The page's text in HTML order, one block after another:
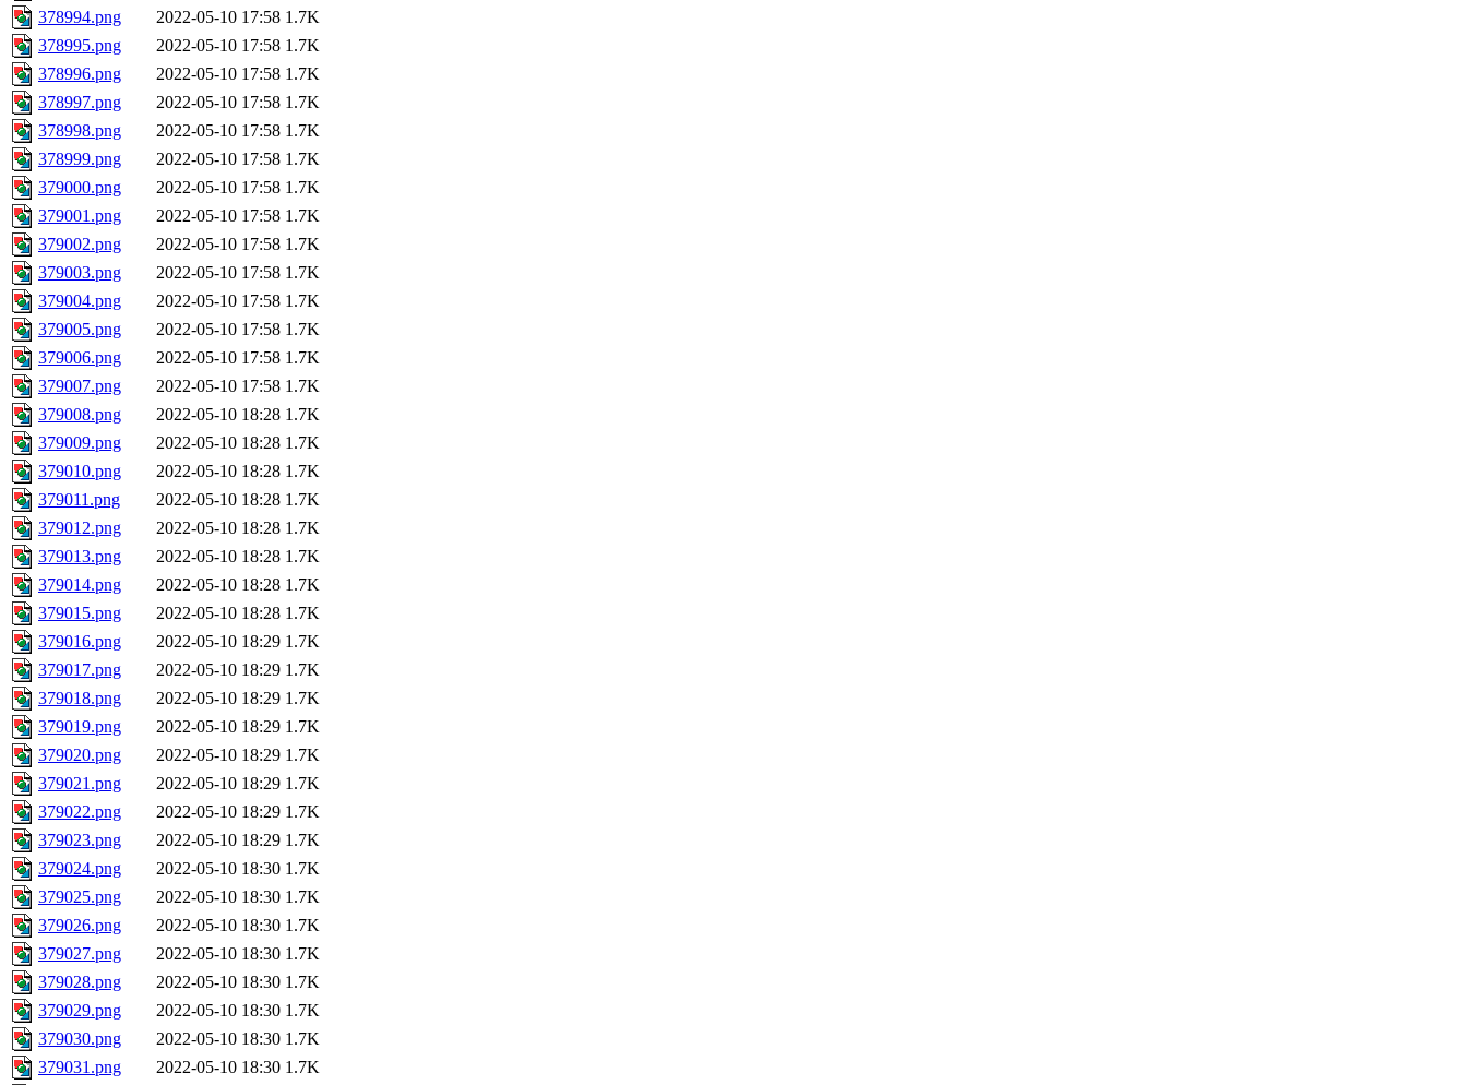
378994.png
2022-05-10 17:58 1.7K
378995.png
2022-05-10 17:58 1.7K
378996.png
2022-05-10 17:58 1.7K
378997.png
2022-05-10 17:58 1.7K
378998.png
2022-05-10 17:58 1.7K
378999.png
2022-05-10 17:58 1.7K
379000.png
2022-05-10 17:58 1.7K
379001.png
2022-05-10 17:58 1.7K
379002.png
2022-05-10 17:58 1.7K
379003.png
2022-05-10 17:58 1.7K
379004.png
2022-05-10 17:58 1.7K
379005.png
2022-05-10 17:58 1.7K
379006.png
2022-05-10 17:58 1.7K
379007.png
2022-05-10 17:58 1.7K
379008.png
2022-05-10 18:28 1.7K
379009.png
2022-05-10 18:28 1.7K
379010.png
2022-05-10 18:28 1.7K
379011.png
2022-05-10 18:28 1.7K
379012.png
2022-05-10 18:28 1.7K
379013.png
2022-05-10 18:28 1.7K
379014.png
2022-05-10 18:28 1.7K
379015.png
2022-05-10 18:28 1.7K
379016.png
2022-05-10 18:29 1.7K
379017.png
2022-05-10 18:29 1.7K
379018.png
2022-05-10 18:29 1.7K
379019.png
2022-05-10 18:29 1.7K
379020.png
2022-05-10 18:29 1.7K
379021.png
2022-05-10 18:29 1.7K
379022.png
2022-05-10 18:29 1.7K
379023.png
2022-05-10 18:29 1.7K
379024.png
2022-05-10 18:30 1.7K
379025.png
2022-05-10 18:30 1.7K
379026.png
2022-05-10 18:30 1.7K
379027.png
2022-05-10 18:30 1.7K
379028.png
2022-05-10 18:30 1.7K
379029.png
2022-05-10 18:30 1.7K
379030.png
2022-05-10 18:30 1.7K
379031.png
2022-05-10 18:30 1.7K